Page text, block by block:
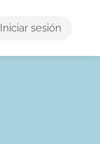
Iniciar sesión